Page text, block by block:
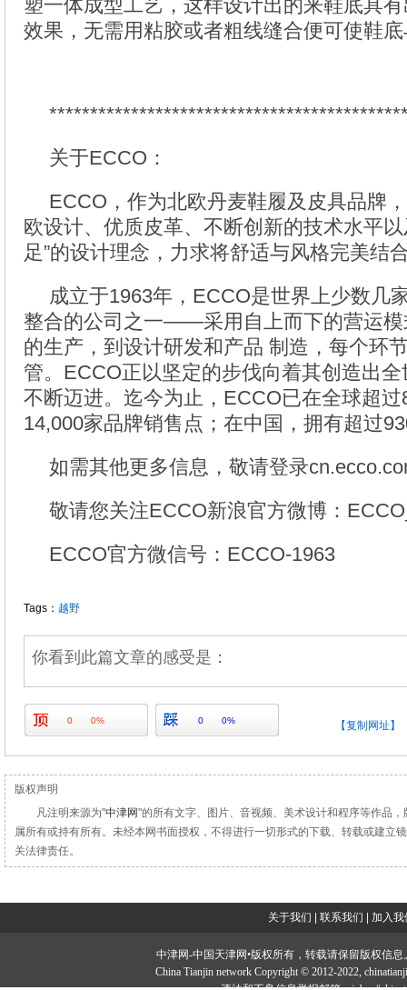
塑一体成型工艺，这样设计出的来鞋底具
效果，无需用粘胶或者粗线缝合便可使鞋
关于ECCO：
ECCO，作为北欧丹麦鞋履及皮具品牌
欧设计、优质皮革、不断创新的技术水平
足”的设计理念，力求将舒适与风格完美结
成立于1963年，ECCO是世界上少数几
整合的公司之一——采用自上而下的营运
的生产，到设计研发和产品 制造，每个环
管。ECCO正以坚定的步伐向着其创造出
不断迈进。迄今为止，ECCO已在全球超
14,000家品牌销售点；在中国，拥有超过
如需其他更多信息，敬请登录
敬请您关注ECCO新浪官方微博：
ECCO官方微信号：ECCO-1963
Tags： 越野
你看到此篇文章的感受是：
0 0% 0 0% 【复制网址】
版权声明
凡注明来源为"中津网"的所有文字、图片、音视频、美术设计和程序等作品
属所有或持有所有。未经本网书面授权，不得进行一切形式的下载、转载或建立
关法律责任。
关于我们 联系我们 加入我
中津网-中国天津网•版权所有，转载请保留版权信息
China Tianjin network Copyright © 2012-2022,